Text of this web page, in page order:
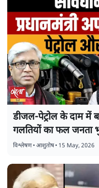
डीजल-पेट्रोल के दाम में
गलतियों का फल जनता
विश्लेषण•आशुतोष• 15 May, 2026